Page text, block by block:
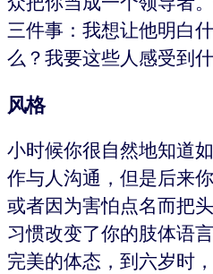
三件事：我想让他明白
么？我要这些人感受到
风格
小时候你很自然地知道
作与人沟通，但是后来
或者因为害怕点名而把
习惯改变了你的肢体语
完美的体态，到六岁时